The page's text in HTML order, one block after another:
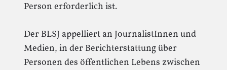
Person erforderlich ist.
Der BLSJ appelliert an JournalistInnen und
Medien, in der Berichterstattung über
Personen des öffentlichen Lebens zwischen